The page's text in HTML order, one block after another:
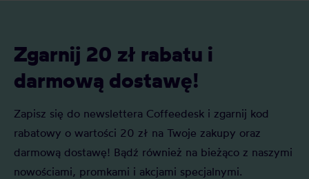
Zgarnij 20 zł rabatu i
darmową dostawę!
Zapisz się do newslettera Coffeedesk i zgarnij kod
rabatowy o wartości 20 zł na Twoje zakupy oraz
darmową dostawę! Bądź również na bieżąco z naszymi
nowościami, promkami i akcjami specjalnymi.